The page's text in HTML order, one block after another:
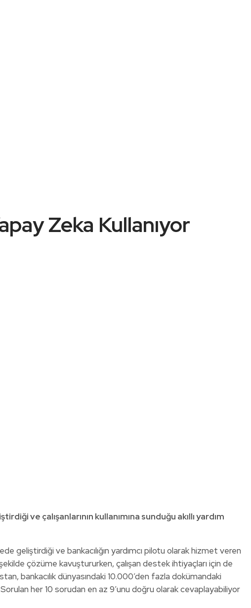
Zeka Kullanıyor
ve çalışanlarının kullanımına sunduğu akıllı yardım
geliştirdiği ve bankacılığın yardımcı pilotu olarak hizmet veren
çözüme kavuştururken, çalışan destek ihtiyaçları için de
bankacılık dünyasındaki 10.000’den fazla dokümandaki
Sorulan her 10 sorudan en az 9’unu doğru olarak cevaplayabiliyor